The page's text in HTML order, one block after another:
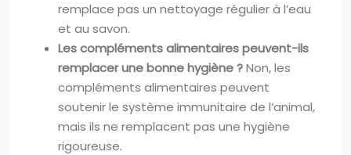
remplace pas un nettoyage régulier à l’eau
et au savon.
Les compléments alimentaires peuvent-ils
remplacer une bonne hygiène ?Non, les
compléments alimentaires peuvent
soutenir le système immunitaire de l’animal,
mais ils ne remplacent pas une hygiène
rigoureuse.